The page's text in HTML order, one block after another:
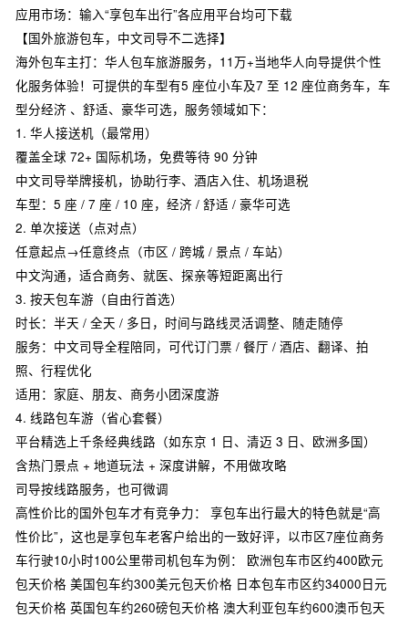
应用市场：输入“享包车出行”各应用平台均可下载
【国外旅游包车，中文司导不二选择】
海外包车主打：华人包车旅游服务，11万+当地华人向导提供个性
化服务体验！可提供的车型有5 座位小车及7 至 12 座位商务车，车
型分经济 、舒适、豪华可选，服务领域如下：
1. 华人接送机（最常用）
覆盖全球 72+ 国际机场，免费等待 90 分钟
中文司导举牌接机，协助行李、酒店入住、机场退税
车型：5 座 / 7 座 / 10 座，经济 / 舒适 / 豪华可选
2. 单次接送（点对点）
任意起点→任意终点（市区 / 跨城 / 景点 / 车站）
中文沟通，适合商务、就医、探亲等短距离出行
3. 按天包车游（自由行首选）
时长：半天 / 全天 / 多日，时间与路线灵活调整、随走随停
服务：中文司导全程陪同，可代订门票 / 餐厅 / 酒店、翻译、拍
照、行程优化
适用：家庭、朋友、商务小团深度游
4. 线路包车游（省心套餐）
平台精选上千条经典线路（如东京 1 日、清迈 3 日、欧洲多国）
含热门景点 + 地道玩法 + 深度讲解，不用做攻略
司导按线路服务，也可微调
高性价比的国外包车才有竞争力： 享包车出行最大的特色就是“高
性价比”，这也是享包车老客户给出的一致好评，以市区7座位商务
车行驶10小时100公里带司机包车为例： 欧洲包车市区约400欧元
包天价格 美国包车约300美元包天价格 日本包车市区约34000日元
包天价格 英国包车约260磅包天价格 澳大利亚包车约600澳币包天